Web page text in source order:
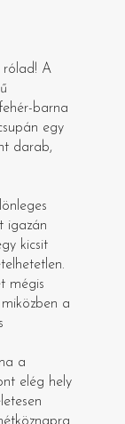
rólad! A
barna
egy
darab,
igazán
kicsit
mégis
a
a
elég hely